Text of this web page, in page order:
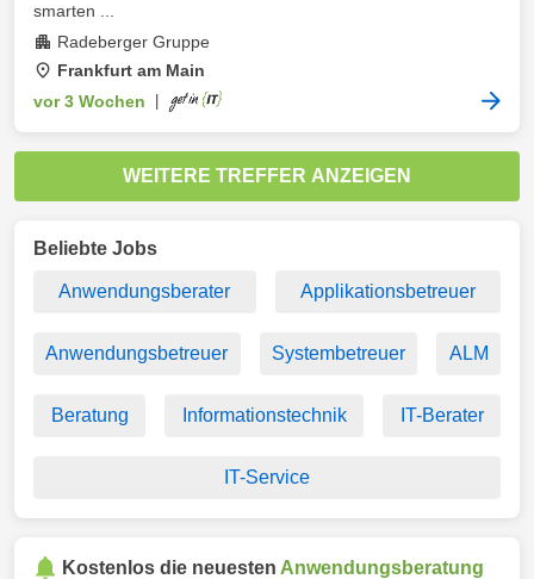
smarten ...
Radeberger Gruppe
Frankfurt am Main
vor 3 Wochen
WEITERE TREFFER ANZEIGEN
Beliebte Jobs
Anwendungsberater Applikationsbetreuer
Anwendungsbetreuer Systembetreuer ALM
Beratung Informationstechnik IT-Berater
IT-Service
Kostenlos die neuesten Anwendungsberatung